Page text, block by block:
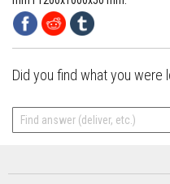
p
r
n
e
M
a
k
Did you find what you were